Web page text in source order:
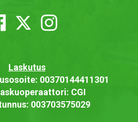
Laskutus
00370144411301
CGI
003703575029